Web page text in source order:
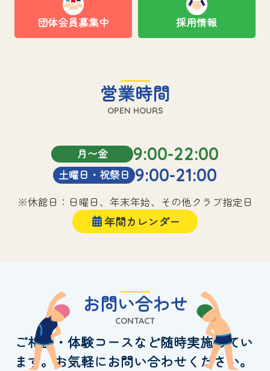
団体会員募集中 採用情報
営業時間
OPEN HOURS
月〜金 9:00-22:00
土曜日・祝祭日 9:00-21:00
※休館日：日曜日、年末年始、その他クラブ指定日
年間カレンダー
お問い合わせ
CONTACT
ご相談・体験コースなど随時実施してい
ます。お気軽にお問い合わせください。